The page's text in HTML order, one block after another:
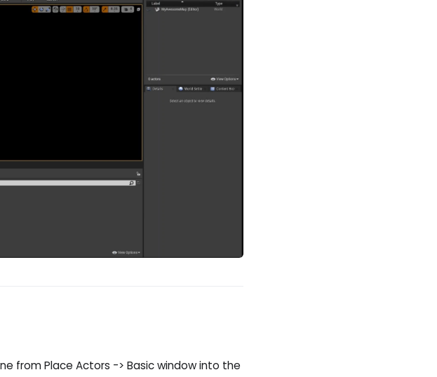
from Place Actors -> Basic window into the